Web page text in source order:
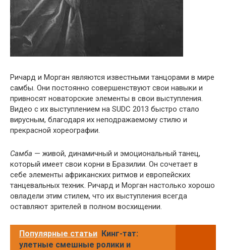
Ричард и Морган являются известными танцорами в мире
самбы. Они постоянно совершенствуют свои навыки и
привносят новаторские элементы в свои выступления.
Видео с их выступлением на SUDC 2013 быстро стало
вирусным, благодаря их неподражаемому стилю и
прекрасной хореографии.
Самба — живой, динамичный и эмоциональный танец,
который имеет свои корни в Бразилии. Он сочетает в
себе элементы африканских ритмов и европейских
танцевальных техник. Ричард и Морган настолько хорошо
овладели этим стилем, что их выступления всегда
оставляют зрителей в полном восхищении.
Популярные статьи Кинг-тат:
улетные смешные ролики и